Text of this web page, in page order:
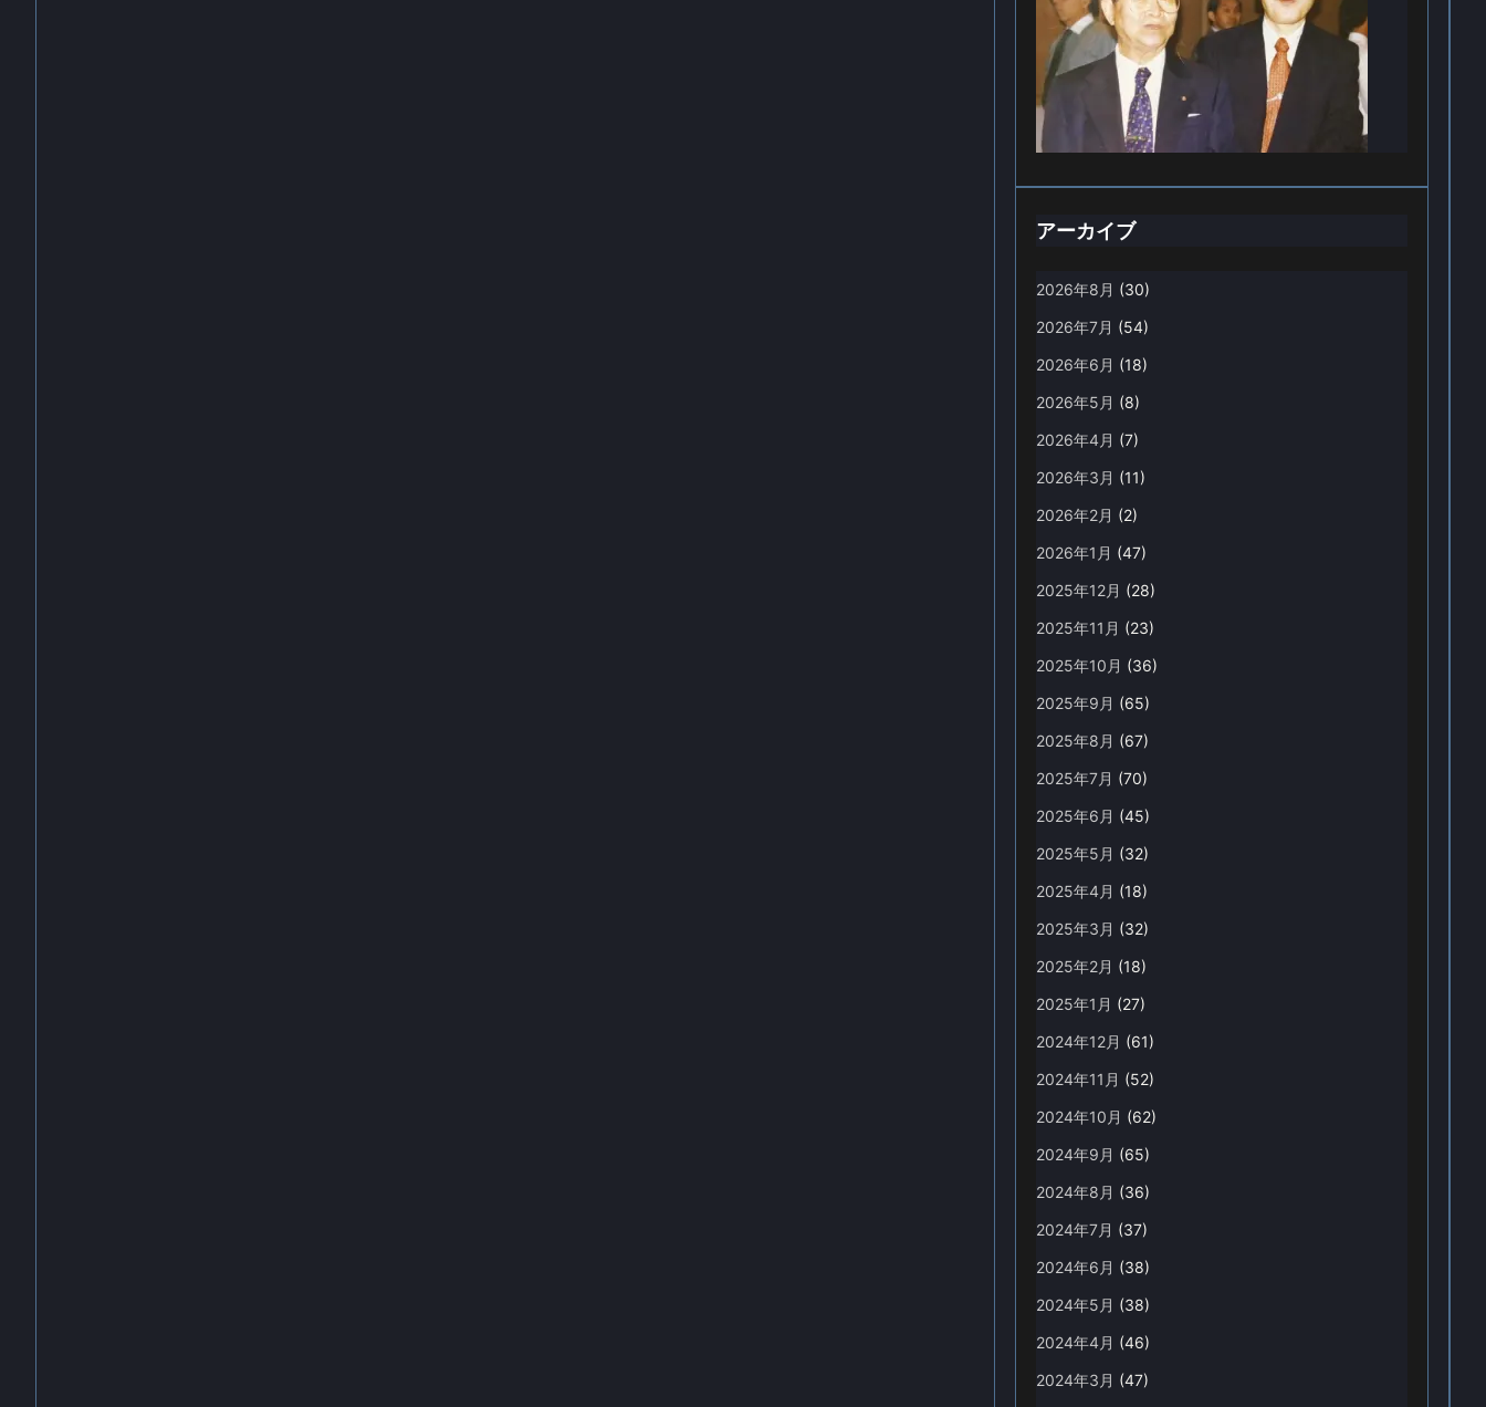
アーカイブ
2026年8月 (30)
2026年7月 (54)
2026年6月 (18)
2026年5月 (8)
2026年4月 (7)
2026年3月 (11)
2026年2月 (2)
2026年1月 (47)
2025年12月 (28)
2025年11月 (23)
2025年10月 (36)
2025年9月 (65)
2025年8月 (67)
2025年7月 (70)
2025年6月 (45)
2025年5月 (32)
2025年4月 (18)
2025年3月 (32)
2025年2月 (18)
2025年1月 (27)
2024年12月 (61)
2024年11月 (52)
2024年10月 (62)
2024年9月 (65)
2024年8月 (36)
2024年7月 (37)
2024年6月 (38)
2024年5月 (38)
2024年4月 (46)
2024年3月 (47)